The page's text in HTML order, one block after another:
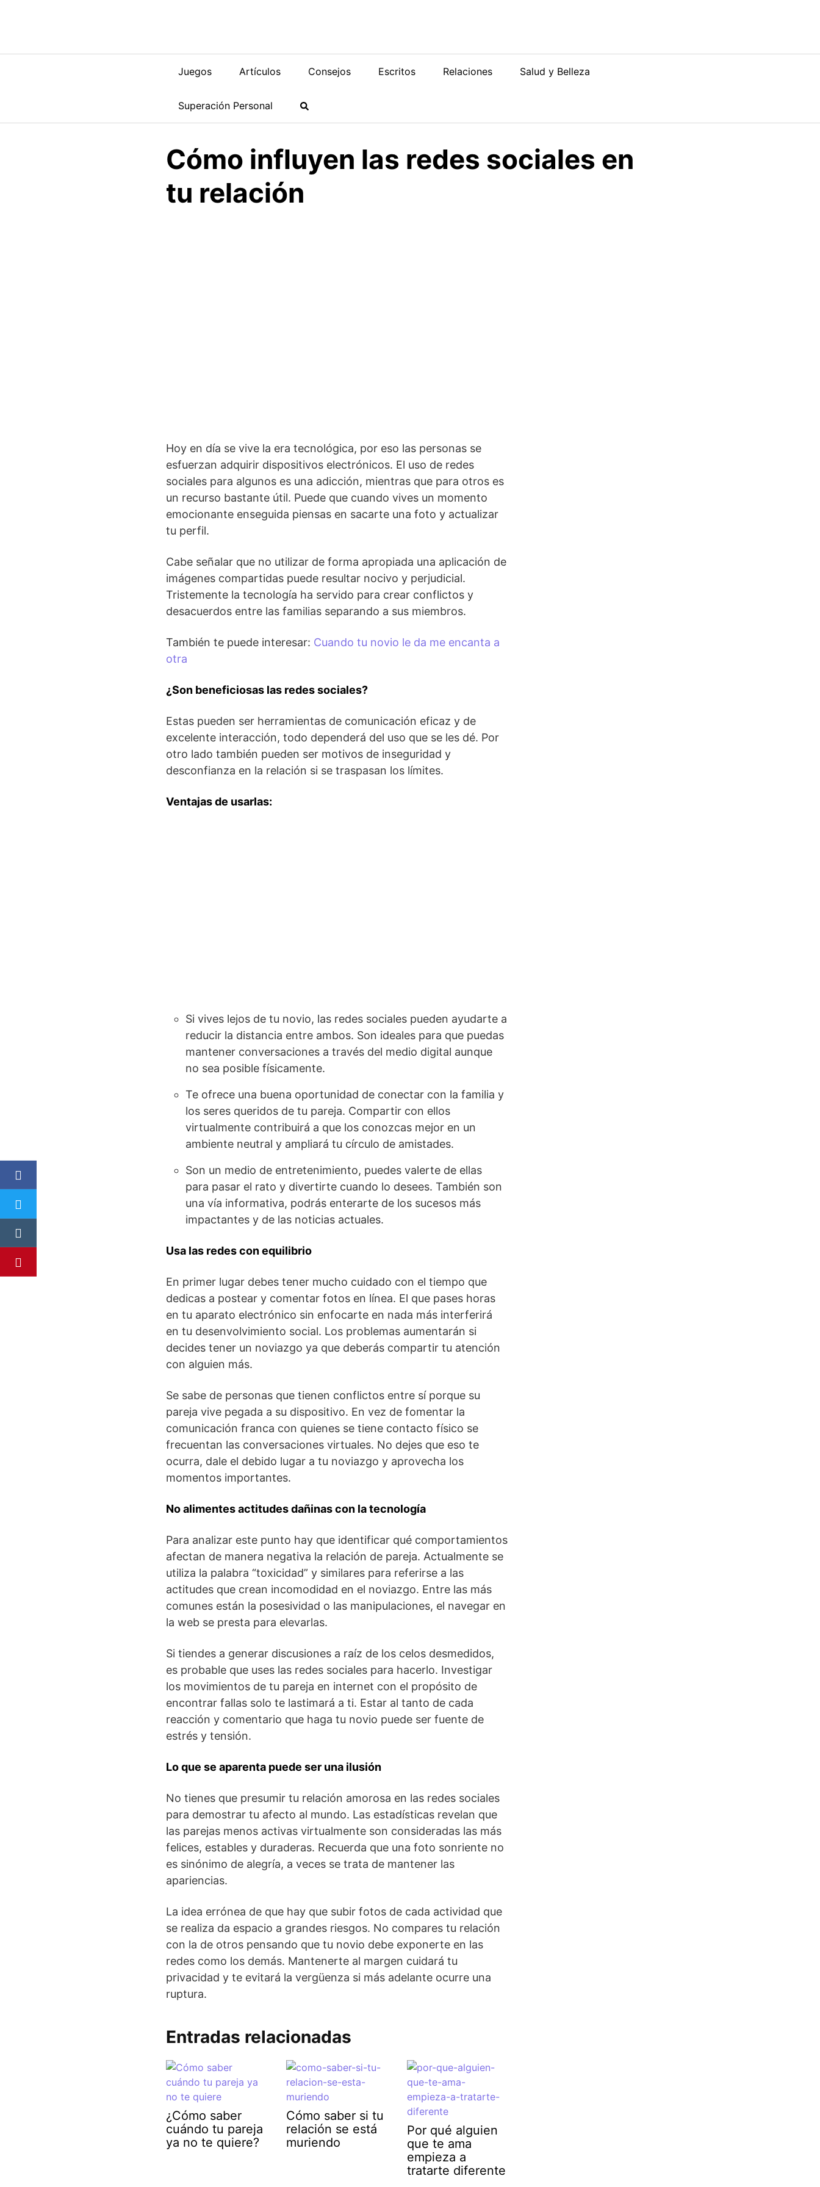
Juegos Artículos Consejos Escritos Relaciones Salud y Belleza
Superación Personal
Cómo influyen las redes sociales en
tu relación
Hoy en día se vive la era tecnológica, por eso las personas se
esfuerzan adquirir dispositivos electrónicos. El uso de redes
sociales para algunos es una adicción, mientras que para otros es
un recurso bastante útil. Puede que cuando vives un momento
emocionante enseguida piensas en sacarte una foto y actualizar
tu perfil.
Cabe señalar que no utilizar de forma apropiada una aplicación de
imágenes compartidas puede resultar nocivo y perjudicial.
Tristemente la tecnología ha servido para crear conflictos y
desacuerdos entre las familias separando a sus miembros.
También te puede interesar: Cuando tu novio le da me encanta a
otra
¿Son beneficiosas las redes sociales?
Estas pueden ser herramientas de comunicación eficaz y de
excelente interacción, todo dependerá del uso que se les dé. Por
otro lado también pueden ser motivos de inseguridad y
desconfianza en la relación si se traspasan los límites.
Ventajas de usarlas:
Si vives lejos de tu novio, las redes sociales pueden ayudarte a
reducir la distancia entre ambos. Son ideales para que puedas
mantener conversaciones a través del medio digital aunque
no sea posible físicamente.
Te ofrece una buena oportunidad de conectar con la familia y
los seres queridos de tu pareja. Compartir con ellos
virtualmente contribuirá a que los conozcas mejor en un
ambiente neutral y ampliará tu círculo de amistades.
Son un medio de entretenimiento, puedes valerte de ellas
para pasar el rato y divertirte cuando lo desees. También son
una vía informativa, podrás enterarte de los sucesos más
impactantes y de las noticias actuales.
Usa las redes con equilibrio
En primer lugar debes tener mucho cuidado con el tiempo que
dedicas a postear y comentar fotos en línea. El que pases horas
en tu aparato electrónico sin enfocarte en nada más interferirá
en tu desenvolvimiento social. Los problemas aumentarán si
decides tener un noviazgo ya que deberás compartir tu atención
con alguien más.
Se sabe de personas que tienen conflictos entre sí porque su
pareja vive pegada a su dispositivo. En vez de fomentar la
comunicación franca con quienes se tiene contacto físico se
frecuentan las conversaciones virtuales. No dejes que eso te
ocurra, dale el debido lugar a tu noviazgo y aprovecha los
momentos importantes.
No alimentes actitudes dañinas con la tecnología
Para analizar este punto hay que identificar qué comportamientos
afectan de manera negativa la relación de pareja. Actualmente se
utiliza la palabra “toxicidad” y similares para referirse a las
actitudes que crean incomodidad en el noviazgo. Entre las más
comunes están la posesividad o las manipulaciones, el navegar en
la web se presta para elevarlas.
Si tiendes a generar discusiones a raíz de los celos desmedidos,
es probable que uses las redes sociales para hacerlo. Investigar
los movimientos de tu pareja en internet con el propósito de
encontrar fallas solo te lastimará a ti. Estar al tanto de cada
reacción y comentario que haga tu novio puede ser fuente de
estrés y tensión.
Lo que se aparenta puede ser una ilusión
No tienes que presumir tu relación amorosa en las redes sociales
para demostrar tu afecto al mundo. Las estadísticas revelan que
las parejas menos activas virtualmente son consideradas las más
felices, estables y duraderas. Recuerda que una foto sonriente no
es sinónimo de alegría, a veces se trata de mantener las
apariencias.
La idea errónea de que hay que subir fotos de cada actividad que
se realiza da espacio a grandes riesgos. No compares tu relación
con la de otros pensando que tu novio debe exponerte en las
redes como los demás. Mantenerte al margen cuidará tu
privacidad y te evitará la vergüenza si más adelante ocurre una
ruptura.
Entradas relacionadas
¿Cómo saber
cuándo tu pareja
ya no te quiere?
Cómo saber si tu
relación se está
muriendo
Por qué alguien
que te ama
empieza a
tratarte diferente